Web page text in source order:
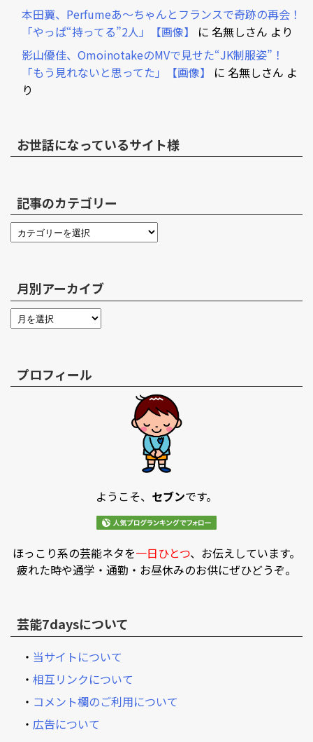
本田翼、Perfumeあ～ちゃんとフランスで奇跡の再会！
「やっぱ“持ってる”2人」【画像】
に 名無しさん より
影山優佳、OmoinotakeのMVで見せた“JK制服姿”！
「もう見れないと思ってた」【画像】
に 名無しさん よ
り
お世話になっているサイト様
記事のカテゴリー
月別アーカイブ
プロフィール
ようこそ、 セブンです。
ほっこり系の芸能ネタを一日ひとつ、お伝えしています。
疲れた時や通学・通勤・お昼休みのお供にぜひどうぞ。
芸能7daysについて
・ 当サイトについて
・ 相互リンクについて
・ コメント欄のご利用について
・ 広告について